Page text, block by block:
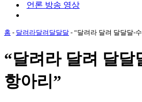
언론 방송 영상
홈 - 달려라달려달달달 - “달려라 달려 달달달-
“달려라 달려 달달
항아리”